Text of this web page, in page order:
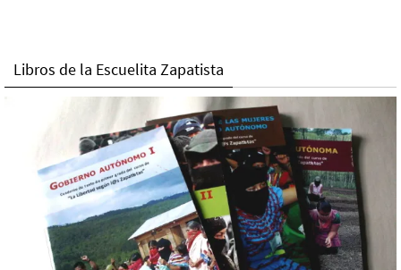
Libros de la Escuelita Zapatista